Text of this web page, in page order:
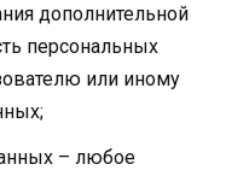
дополнительной
персональных
или иному
– любое